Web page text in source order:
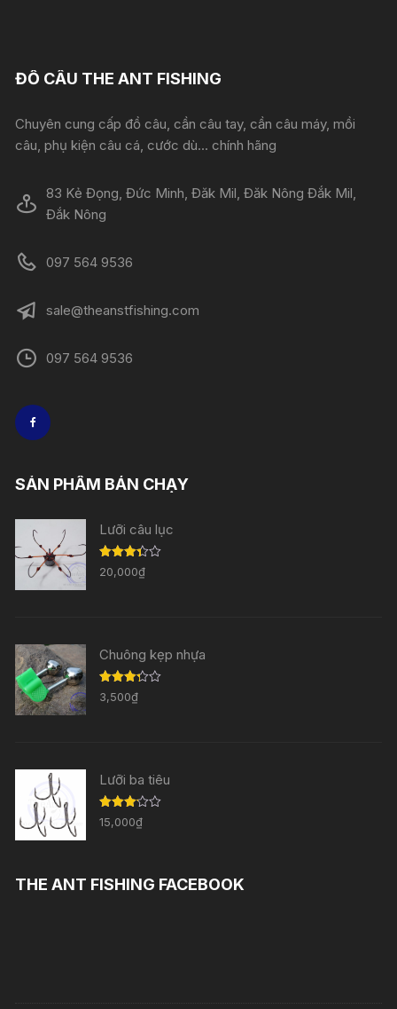
ĐỒ CÂU THE ANT FISHING
Chuyên cung cấp đồ câu, cần câu tay, cần câu máy, mồi
câu, phụ kiện câu cá, cước dù... chính hãng
83 Kẻ Đọng, Đức Minh, Đăk Mil, Đăk Nông Đắk Mil,
Đắk Nông
097 564 9536
sale@theanstfishing.com
097 564 9536
SẢN PHẨM BÁN CHẠY
Lưỡi câu lục
Được
xếp
20,000₫
Chuông kẹp nhựa
Được
xếp
3,500₫
Lưỡi ba tiêu
Được
xếp
15,000₫
THE ANT FISHING FACEBOOK